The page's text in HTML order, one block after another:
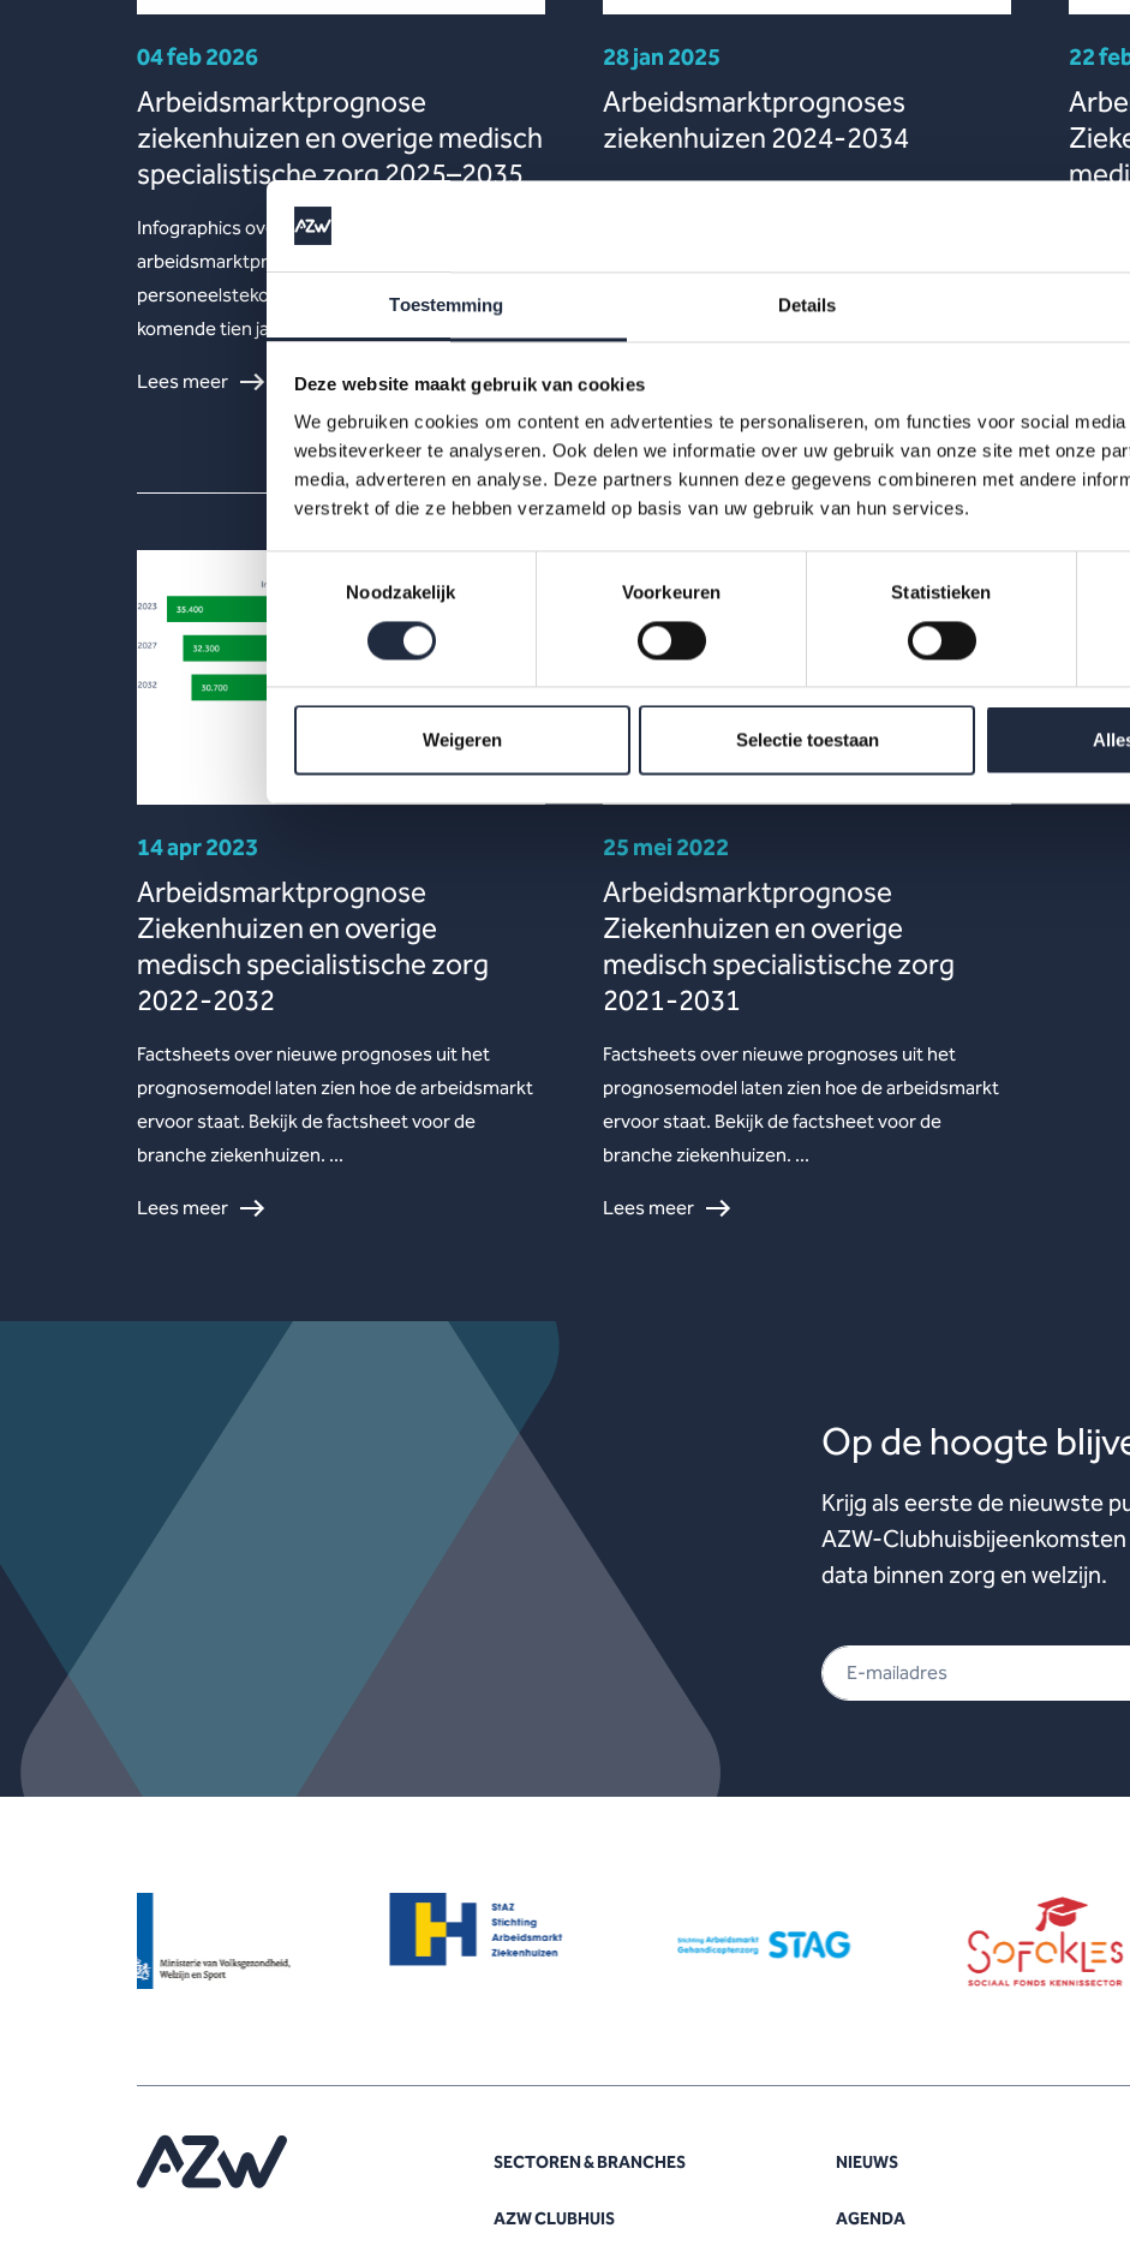
Toestemming Details
Deze website maakt gebruik van cookies
We gebruiken cookies om content en advertenties te personaliseren, om functies voor social
websiteverkeer te analyseren. Ook delen we informatie over uw gebruik van onze site met onze
media, adverteren en analyse. Deze partners kunnen deze gegevens combineren met andere
verstrekt of die ze hebben verzameld op basis van uw gebruik van hun services.
Noodzakelijk
Voorkeuren Statistieken
Weigeren Selectie toestaan
04 feb 2026
Arbeidsmarktprognose
ziekenhuizen en overige medisch
specialistische zorg 2025–2035
Infographics over nieuwe
arbeidsmarktprognoses laten zien hoe de
personeelstekorten in de ziekenhuizen zich de
komende tien jaar ontwikkelen.
Lees meer
28 jan 2025
Arbeidsmarktprognoses
ziekenhuizen 2024-2034
Lees meer
22
Lees
14 apr 2023
Arbeidsmarktprognose
Ziekenhuizen en overige
medisch specialistische zorg
2022-2032
Factsheets over nieuwe prognoses uit het
prognosemodel laten zien hoe de arbeidsmarkt
ervoor staat. Bekijk de factsheet voor de
branche ziekenhuizen. ...
Lees meer
25 mei 2022
Arbeidsmarktprognose
Ziekenhuizen en overige
medisch specialistische zorg
2021-2031
Factsheets over nieuwe prognoses uit het
prognosemodel laten zien hoe de arbeidsmarkt
ervoor staat. Bekijk de factsheet voor de
branche ziekenhuizen. ...
Lees meer
Op de hoogte
Krijg als eerste de nieuwste
AZW-
data binnen zorg en welzijn.
SECTOREN & BRANCHES
AZW CLUBHUIS
NIEUWS
AGENDA